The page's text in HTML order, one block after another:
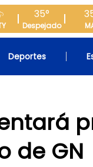
35°
Despejado
Deportes
de GN